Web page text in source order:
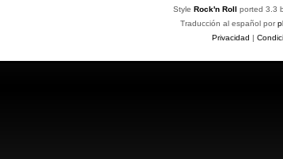
Style Rock'n Roll ported 3.3
Traducción al español por
Privacidad |